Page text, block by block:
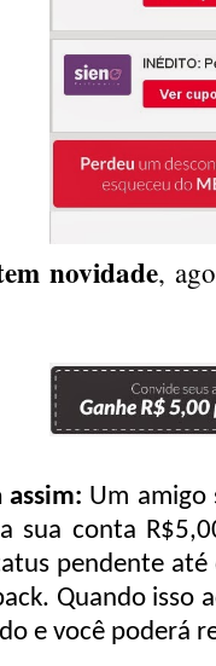
novidade,
assim: Um amigo
sua conta
pendente
Quando isso
e você poderá